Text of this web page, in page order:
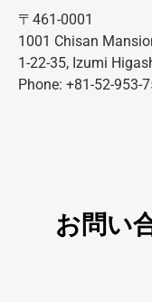
〒461-0001
1001 Chisan
1-22-35, Izumi
Phone: +81-52-953-
お問い